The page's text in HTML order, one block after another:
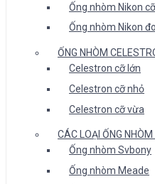
Ống nhòm Nikon
Ống nhòm Nikon
ỐNG NHÒM
Celestron cỡ lớn
Celestron cỡ nhỏ
Celestron cỡ vừa
CÁC LOẠI ỐNG
Ống nhòm Svbony
Ống nhòm Meade